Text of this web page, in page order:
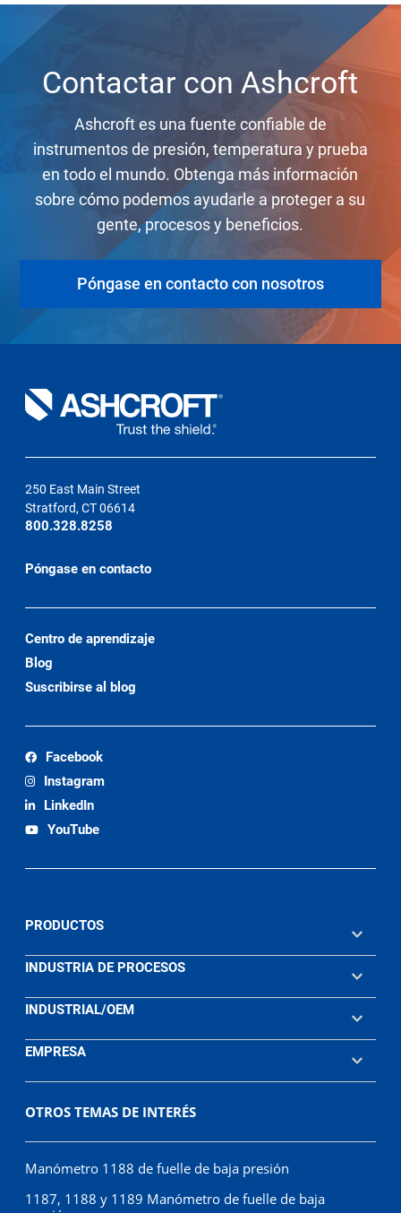
Contactar con Ashcroft
Ashcroft es una fuente confiable de
instrumentos de presión, temperatura y prueba
en todo el mundo. Obtenga más información
sobre cómo podemos ayudarle a proteger a su
gente, procesos y beneficios.
Póngase en contacto con nosotros
250 East Main Street
Stratford, CT 06614
800.328.8258
Póngase en contacto
Centro de aprendizaje
Blog
Suscribirse al blog
Facebook
Instagram
LinkedIn
YouTube
PRODUCTOS
INDUSTRIA DE PROCESOS
INDUSTRIAL/OEM
EMPRESA
OTROS TEMAS DE INTERÉS
Manómetro 1188 de fuelle de baja presión
1187, 1188 y 1189 Manómetro de fuelle de baja